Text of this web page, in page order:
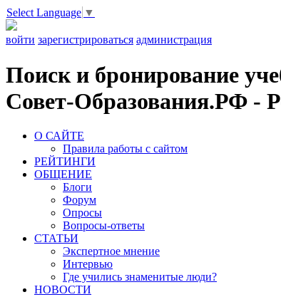
Select Language ▼
войти зарегистрироваться администрация
Поиск и бронирование
Совет-Образования.РФ -
О САЙТЕ
Правила работы с сайтом
РЕЙТИНГИ
ОБЩЕНИЕ
Блоги
Форум
Опросы
Вопросы-ответы
СТАТЬИ
Экспертное мнение
Интервью
Где учились знаменитые люди?
НОВОСТИ